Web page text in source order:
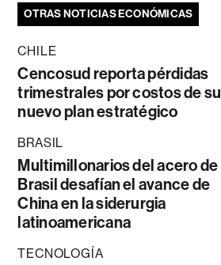
OTRAS NOTICIAS ECONÓMICAS
CHILE
Cencosud reporta pérdidas
trimestrales por costos de su
nuevo plan estratégico
BRASIL
Multimillonarios del acero de
Brasil desafían el avance de
China en la siderurgia
latinoamericana
TECNOLOGÍA